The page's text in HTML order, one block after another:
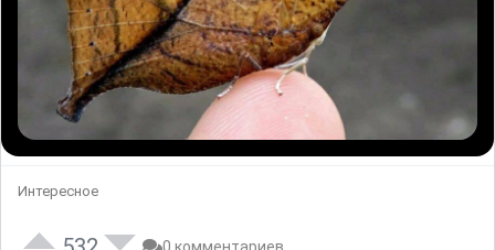
Интересное
0 комментариев